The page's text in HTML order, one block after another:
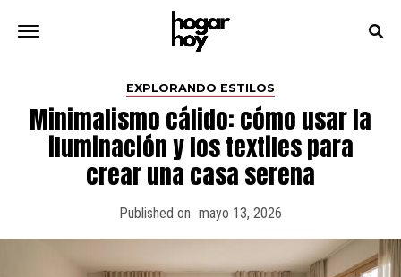
EXPLORANDO ESTILOS
Minimalismo cálido: cómo usar la
iluminación y los textiles para
crear una casa serena
Published on mayo 13, 2026